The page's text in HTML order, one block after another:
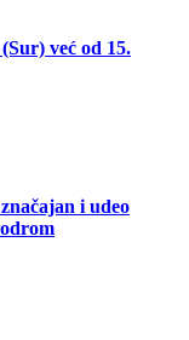
već od 15.
i udeo